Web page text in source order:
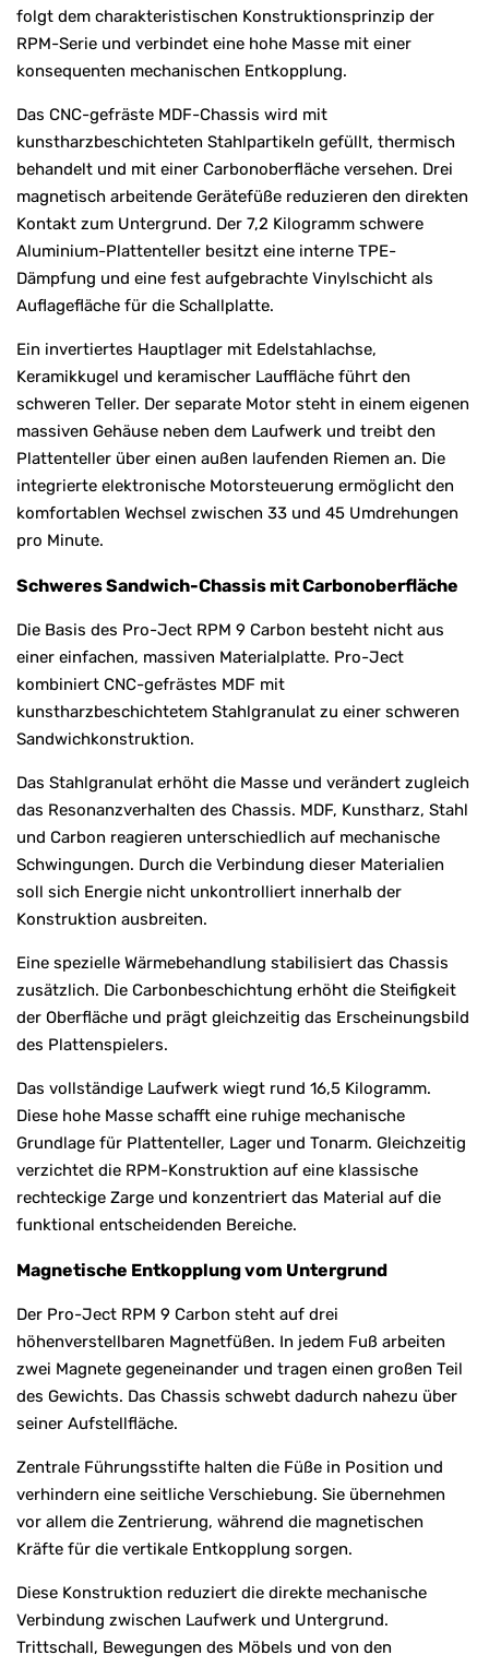
folgt dem charakteristischen Konstruktionsprinzip der
RPM-Serie und verbindet eine hohe Masse mit einer
konsequenten mechanischen Entkopplung.
Das CNC-gefräste MDF-Chassis wird mit
kunstharzbeschichteten Stahlpartikeln gefüllt, thermisch
behandelt und mit einer Carbonoberfläche versehen. Drei
magnetisch arbeitende Gerätefüße reduzieren den direkten
Kontakt zum Untergrund. Der 7,2 Kilogramm schwere
Aluminium-Plattenteller besitzt eine interne TPE-
Dämpfung und eine fest aufgebrachte Vinylschicht als
Auflagefläche für die Schallplatte.
Ein invertiertes Hauptlager mit Edelstahlachse,
Keramikkugel und keramischer Lauffläche führt den
schweren Teller. Der separate Motor steht in einem eigenen
massiven Gehäuse neben dem Laufwerk und treibt den
Plattenteller über einen außen laufenden Riemen an. Die
integrierte elektronische Motorsteuerung ermöglicht den
komfortablen Wechsel zwischen 33 und 45 Umdrehungen
pro Minute.
Schweres Sandwich-Chassis mit Carbonoberfläche
Die Basis des Pro-Ject RPM 9 Carbon besteht nicht aus
einer einfachen, massiven Materialplatte. Pro-Ject
kombiniert CNC-gefrästes MDF mit
kunstharzbeschichtetem Stahlgranulat zu einer schweren
Sandwichkonstruktion.
Das Stahlgranulat erhöht die Masse und verändert zugleich
das Resonanzverhalten des Chassis. MDF, Kunstharz, Stahl
und Carbon reagieren unterschiedlich auf mechanische
Schwingungen. Durch die Verbindung dieser Materialien
soll sich Energie nicht unkontrolliert innerhalb der
Konstruktion ausbreiten.
Eine spezielle Wärmebehandlung stabilisiert das Chassis
zusätzlich. Die Carbonbeschichtung erhöht die Steifigkeit
der Oberfläche und prägt gleichzeitig das Erscheinungsbild
des Plattenspielers.
Das vollständige Laufwerk wiegt rund 16,5 Kilogramm.
Diese hohe Masse schafft eine ruhige mechanische
Grundlage für Plattenteller, Lager und Tonarm. Gleichzeitig
verzichtet die RPM-Konstruktion auf eine klassische
rechteckige Zarge und konzentriert das Material auf die
funktional entscheidenden Bereiche.
Magnetische Entkopplung vom Untergrund
Der Pro-Ject RPM 9 Carbon steht auf drei
höhenverstellbaren Magnetfüßen. In jedem Fuß arbeiten
zwei Magnete gegeneinander und tragen einen großen Teil
des Gewichts. Das Chassis schwebt dadurch nahezu über
seiner Aufstellfläche.
Zentrale Führungsstifte halten die Füße in Position und
verhindern eine seitliche Verschiebung. Sie übernehmen
vor allem die Zentrierung, während die magnetischen
Kräfte für die vertikale Entkopplung sorgen.
Diese Konstruktion reduziert die direkte mechanische
Verbindung zwischen Laufwerk und Untergrund.
Trittschall, Bewegungen des Möbels und von den